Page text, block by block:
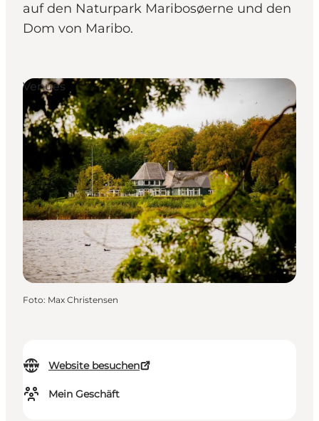
auf den Naturpark Maribosøerne und den
Dom von Maribo.
Website besuchen
Mein Geschäft
Venues
Foto: Max Christensen